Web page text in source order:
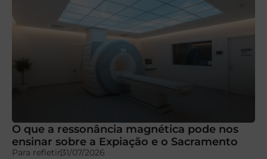
O que a ressonância magnética pode nos
ensinar sobre a Expiação e o Sacramento
Para refletir31/07/2026